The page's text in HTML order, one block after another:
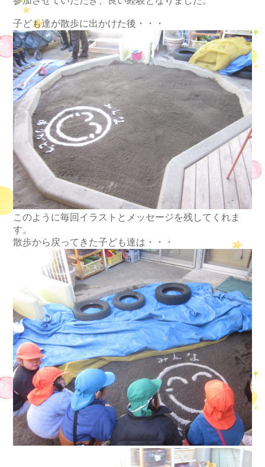
子ども達が散歩に出かけた後・・・
このように毎回イラストとメッセージを残してくれま
す。
散歩から戻ってきた子ども達は・・・